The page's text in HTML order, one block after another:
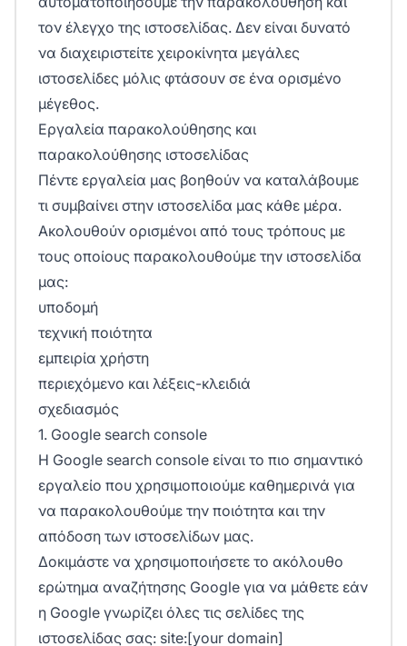
τον έλεγχο της ιστοσελίδας. Δεν είναι δυνατό
να διαχειριστείτε χειροκίνητα μεγάλες
ιστοσελίδες μόλις φτάσουν σε ένα ορισμένο
μέγεθος.
Εργαλεία παρακολούθησης και
παρακολούθησης ιστοσελίδας
Πέντε εργαλεία μας βοηθούν να καταλάβουμε
τι συμβαίνει στην ιστοσελίδα μας κάθε μέρα.
Ακολουθούν ορισμένοι από τους τρόπους με
τους οποίους παρακολουθούμε την ιστοσελίδα
μας:
υποδομή
τεχνική ποιότητα
εμπειρία χρήστη
περιεχόμενο και λέξεις-κλειδιά
σχεδιασμός
1. Google search console
Η Google search console είναι το πιο σημαντικό
εργαλείο που χρησιμοποιούμε καθημερινά για
να παρακολουθούμε την ποιότητα και την
απόδοση των ιστοσελίδων μας.
Δοκιμάστε να χρησιμοποιήσετε το ακόλουθο
ερώτημα αναζήτησης Google για να μάθετε εάν
η Google γνωρίζει όλες τις σελίδες της
ιστοσελίδας σας: site:[your domain]